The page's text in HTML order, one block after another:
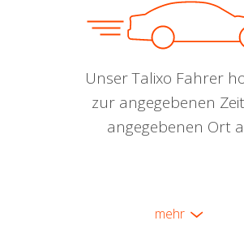
Unser Talixo Fahrer
zur angegebenen
angegebenen Ort
mehr